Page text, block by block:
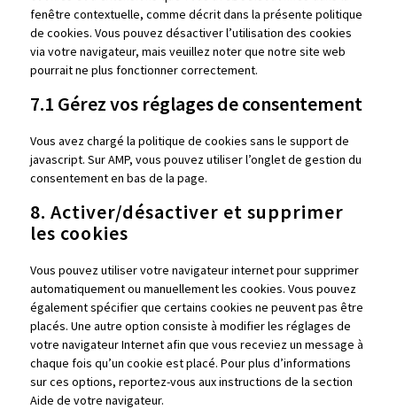
fenêtre contextuelle, comme décrit dans la présente politique
de cookies. Vous pouvez désactiver l’utilisation des cookies
via votre navigateur, mais veuillez noter que notre site web
pourrait ne plus fonctionner correctement.
7.1 Gérez vos réglages de consentement
Vous avez chargé la politique de cookies sans le support de
javascript. Sur AMP, vous pouvez utiliser l’onglet de gestion du
consentement en bas de la page.
8. Activer/désactiver et supprimer
les cookies
Vous pouvez utiliser votre navigateur internet pour supprimer
automatiquement ou manuellement les cookies. Vous pouvez
également spécifier que certains cookies ne peuvent pas être
placés. Une autre option consiste à modifier les réglages de
votre navigateur Internet afin que vous receviez un message à
chaque fois qu’un cookie est placé. Pour plus d’informations
sur ces options, reportez-vous aux instructions de la section
Aide de votre navigateur.